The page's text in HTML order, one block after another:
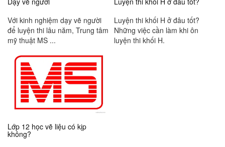
Với kinh nghiệm dạy vẽ người
để luyện thi lâu năm, Trung tâm
mỹ thuật MS ...
Luyện thi khối H ở đâu tốt?
Những việc cần làm khi ôn
luyện thi khối H.
Lớp 12 học vẽ liệu có kịp
không?